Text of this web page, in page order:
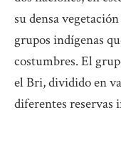
su densa
grupos indígenas
costumbres. El
el Bri, dividido en
diferentes reservas